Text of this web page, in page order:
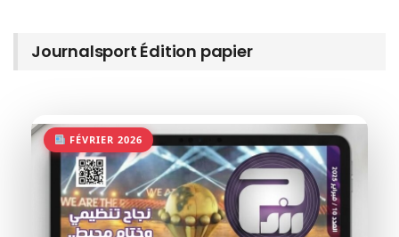
Journalsport Édition papier
FÉVRIER 2026